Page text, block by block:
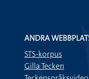
ANDRA
STS-korpus
Gilla Tecken